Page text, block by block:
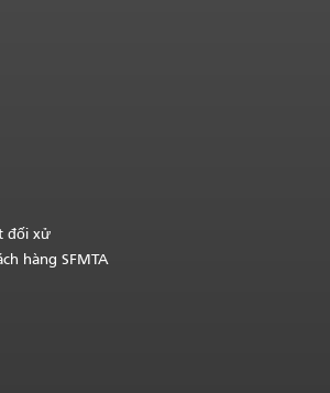
trên mọi
nội dung
đối xử
hàng SFMTA